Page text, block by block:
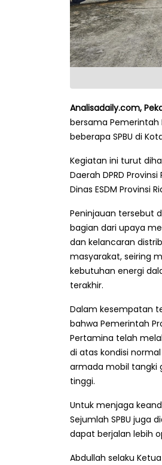
Analisadaily.com,
bersama Pemerintah
beberapa SPBU di
Kegiatan ini turut
Daerah DPRD
Dinas ESDM Provinsi
Peninjauan tersebut
bagian dari upaya
dan kelancaran
masyarakat, seiring
kebutuhan energi
terakhir.
Dalam kesempatan
bahwa Pemerintah
Pertamina telah
di atas kondisi
armada mobil tangki
tinggi.
Untuk menjaga
Sejumlah SPBU juga
dapat berjalan lebih
Abdullah selaku